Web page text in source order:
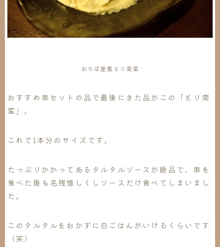
おちば屋風とり南蛮
おすすめ串セットの品で最後にきた品がこの「とり南
蛮」。
これで1本分のサイズです。
たっぷりかかってあるタルタルソースが絶品で、串を
食べた後も名残惜しくしソースだけ食べてしまいまし
た。
このタルタルをおかずに白ごはんがいけるくらいです
（笑）